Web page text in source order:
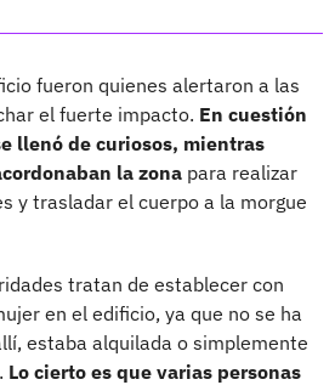
fueron quienes alertaron a las
el fuerte impacto. En cuestión
llenó de curiosos, mientras
la zona para realizar
y trasladar el cuerpo a la morgue
tratan de establecer con
en el edificio, ya que no se ha
estaba alquilada o simplemente
Lo cierto es que varias personas